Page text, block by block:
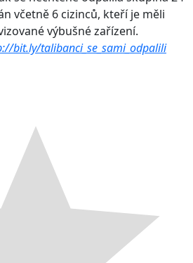
včetně 6 cizinců, kteří je měli
výbušné zařízení.
bit.ly/talibanci_se_sami_odpalili